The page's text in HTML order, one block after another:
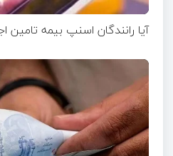
آیا رانندگان اسنپ بیمه